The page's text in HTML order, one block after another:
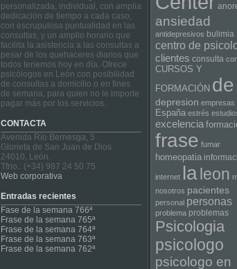
personalizada, individual, con amplia
dedicación de tiempo a cada caso,
con escrupulosa puntualidad en las
consultas, y un amplio horario que
facilita la asistencia a las consultas a
pesar de los quehaceres diarios que
todos tenemos hoy en día. Ofrece
psicólogos en León con posibilidad
de consultas a domicilio o en fines
de semana, para quien no le importe
pagar más por los servicios.
CONTACTA
Avenida Río Bernesga, 5
Glorieta de San Juan de Dios
24010, León.
Tfno.: (+34) 987 24 50 75
Web corporativa
Entradas recientes
Fase de la semana 766ª
Frase de la semana 765ª
Frase de la semana 764ª
Frase de la semana 763ª
Frase de la semana 762ª
ansiedad
antidepresivos bulimia
centro de
clientes consulta
CURSOS Y
FORMACIÓN de
depresion empresas
España estrés
excelencia
frase fumar
homeopatia
internet laleon
nosotros pacientes
personal personas
problema problemas
Psicologia
psicologo
psicologo en